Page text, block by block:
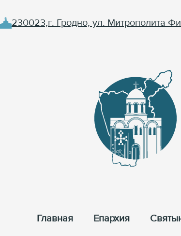
230023,г. Гродно, ул. Митрополита
Главная Епархия